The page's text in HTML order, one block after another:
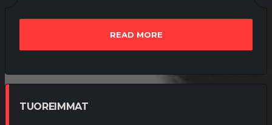
READ MORE
TUOREIMMAT